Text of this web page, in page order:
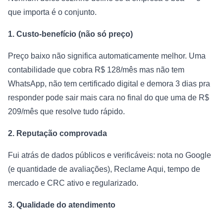
que importa é o conjunto.
1. Custo-benefício (não só preço)
Preço baixo não significa automaticamente melhor. Uma
contabilidade que cobra R$ 128/mês mas não tem
WhatsApp, não tem certificado digital e demora 3 dias pra
responder pode sair mais cara no final do que uma de R$
209/mês que resolve tudo rápido.
2. Reputação comprovada
Fui atrás de dados públicos e verificáveis: nota no Google
(e quantidade de avaliações), Reclame Aqui, tempo de
mercado e CRC ativo e regularizado.
3. Qualidade do atendimento